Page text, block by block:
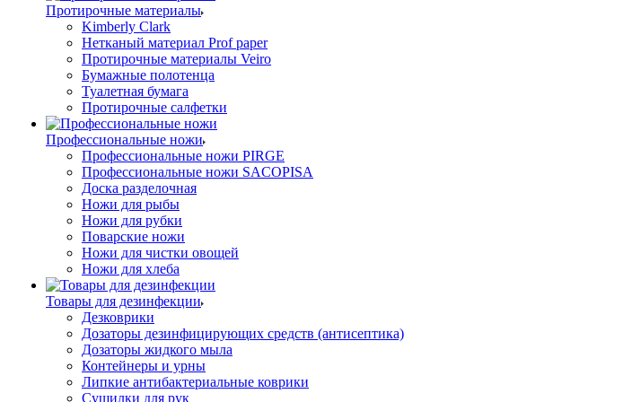
Протирочные материалы
Kimberly Clark
Нетканый материал Prof paper
Протирочные материалы Veiro
Бумажные полотенца
Туалетная бумага
Протирочные салфетки
Профессиональные ножи
Профессиональные ножи PIRGE
Профессиональные ножи SACOPISA
Доска разделочная
Ножи для рыбы
Ножи для рубки
Поварские ножи
Ножи для чистки овощей
Ножи для хлеба
Товары для дезинфекции
Дезковрики
Дозаторы дезинфицирующих средств (антисептика)
Дозаторы жидкого мыла
Контейнеры и урны
Липкие антибактериальные коврики
Сушилки для рук